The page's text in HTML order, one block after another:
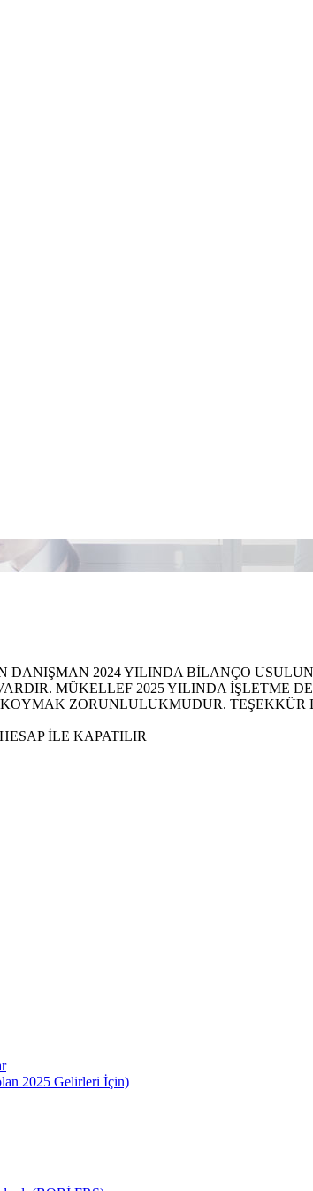
DANIŞMAN 2024 YILINDA BİLANÇO
MÜKELLEF 2025 YILINDA İŞLETME
ZORUNLULUKMUDUR. TEŞEKKÜR
İLE KAPATILIR
2025 Gelirleri İçin)